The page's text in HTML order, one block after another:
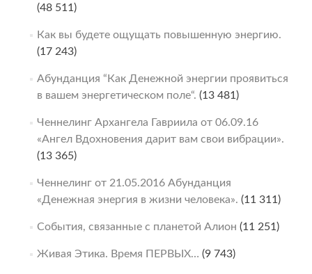
(48 511)
Как вы будете ощущать повышенную энергию.
(17 243)
Абунданция “Как Денежной энергии проявиться
в вашем энергетическом поле“. (13 481)
Ченнелинг Архангела Гавриила от 06.09.16
«Ангел Вдохновения дарит вам свои вибрации».
(13 365)
Ченнелинг от 21.05.2016 Абунданция
«Денежная энергия в жизни человека». (11 311)
События, связанные с планетой Алион (11 251)
Живая Этика. Время ПЕРВЫХ… (9 743)